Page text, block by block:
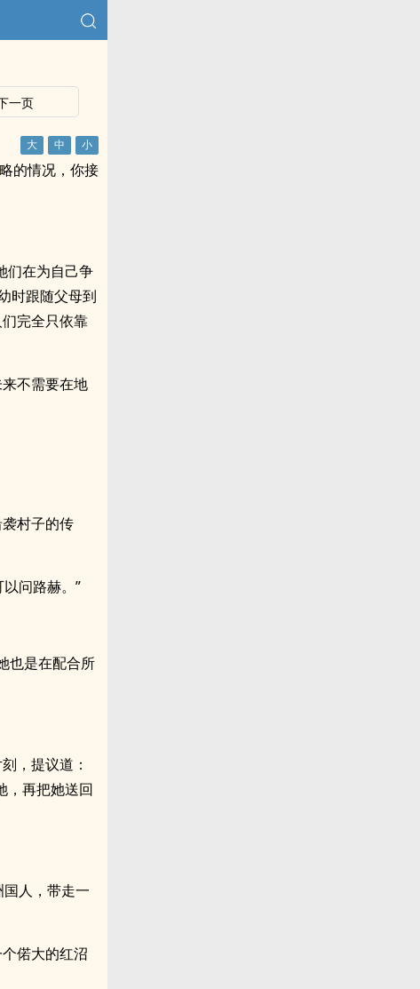
一页
的情况，你接
们在为自己争
时跟随父母到
完全只依靠
不需要在地
村子的传
问路赫。”
也是在配合所
，提议道：
，再把她送回
人，带走一
偌大的红沼